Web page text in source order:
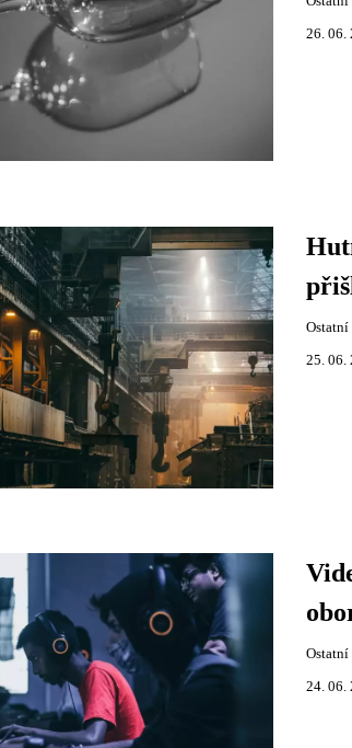
26. 06.
Ostatní
25. 06.
Ostatní
24. 06.